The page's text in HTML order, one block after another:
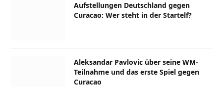
Aufstellungen Deutschland gegen
Curacao: Wer steht in der Startelf?
Aleksandar Pavlovic über seine WM-
Teilnahme und das erste Spiel gegen
Curacao